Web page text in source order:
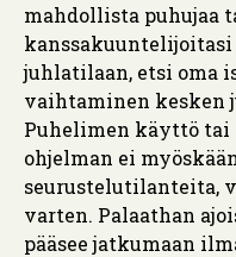
mahdollista puhujaa
juhlatilaan, etsi oma
vaihtaminen kesken
Puhelimen käyttö tai
ohjelman ei
seurustelutilanteita,
varten. Palaathan
pääsee jatkumaan